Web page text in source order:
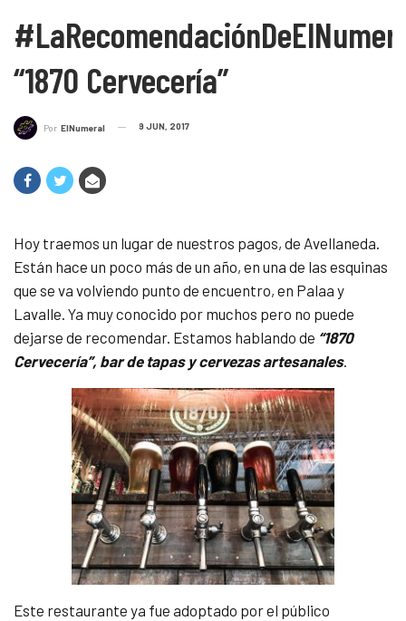
“1870 Cervecería”
Por ElNumeral 9 JUN, 2017
Hoy traemos un lugar de nuestros pagos, de Avellaneda.
Están hace un poco más de un año, en una de las esquinas
que se va volviendo punto de encuentro, en Palaa y
Lavalle. Ya muy conocido por muchos pero no puede
dejarse de recomendar. Estamos hablando de “1870
Cervecería”, bar de tapas y cervezas artesanales.
Este restaurante ya fue adoptado por el público